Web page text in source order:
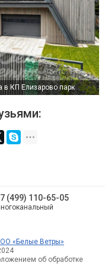
в КП Елизарово парк
(499) 110-65-05
«Белые Ветры»
об обработке